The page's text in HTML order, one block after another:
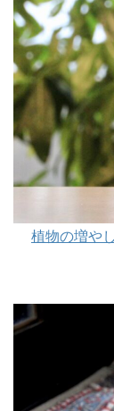
植物の増や